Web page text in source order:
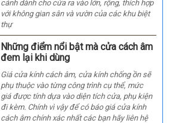
cánh dành cho cửa ra vào lớn, rộng, thích hợp
với không gian sân và vườn của các khu biệt
thự
Những điểm nổi bật mà cửa cách âm
đem lại khi dùng
Giá cửa kính cách âm, cửa kính chống ồn sẽ
phụ thuộc vào từng công trình cụ thể, mức
giá được tính dựa vào diện tích cửa, phụ kiện
đi kèm. Chính vì vậy để có báo giá cửa kính
cách âm chính xác nhất các bạn hãy liên hệ